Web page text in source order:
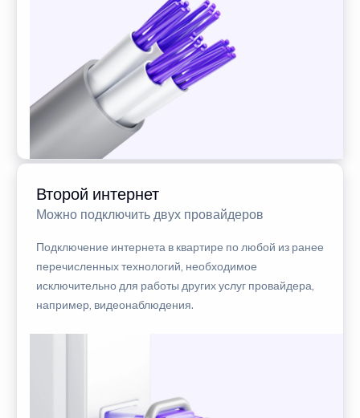
Второй интернет
Можно подключить двух провайдеров
Подключение интернета в квартире по любой из ранее
перечисленных технологий, необходимое
исключительно для работы других услуг провайдера,
например, видеонаблюдения.